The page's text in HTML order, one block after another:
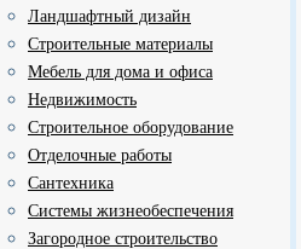
Ландшафтный дизайн
Строительные материалы
Мебель для дома и офиса
Недвижимость
Строительное оборудование
Отделочные работы
Сантехника
Системы жизнеобеспечения
Загородное строительство